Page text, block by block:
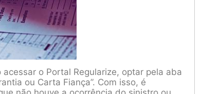
o Portal Regularize, optar pela aba
ou Carta Fiança”. Com isso, é